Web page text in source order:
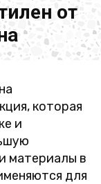
от
которая
и
материалы в
для